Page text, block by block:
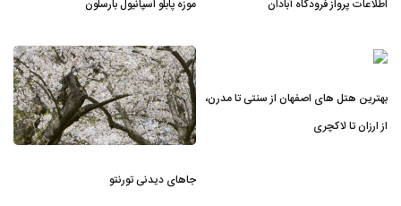
اطلاعات پرواز فرودگاه آبادان موزه پابلو اسپانیول بارسلون
بهترین هتل های اصفهان از سنتی تا مدرن،
از ارزان تا لاکچری
جاهای دیدنی تورنتو